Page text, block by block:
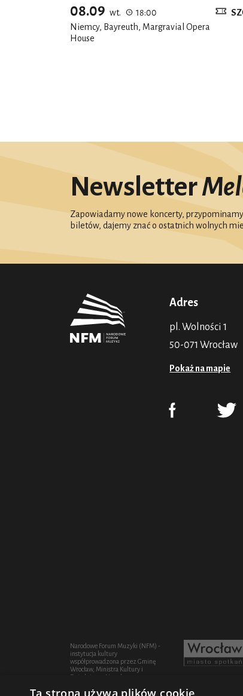
08.09 wt.
18:00
Niemcy, Bayreuth, Margravial Opera
House
Newsletter
Zapowiadamy nowe koncerty,
biletów, dajemy znać o ostatnich wolnych
Adres
pl. Wolności 1
50-071 Wrocław
Pokaż na mapie
Narodowe Forum Muzyki (NFM) -
instytucja kultury
współprowadzona przez Gminę
Wrocław, Ministra Kultury i
Dziedzictwa Narodowego oraz
Ta strona używa plików cookie